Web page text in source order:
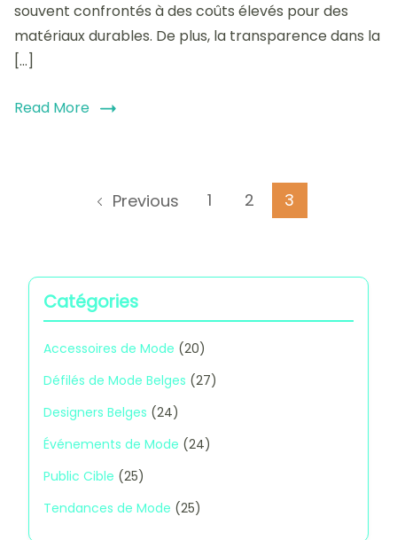
durabilité
et
souvent confrontés à des coûts élevés pour des
matériaux durables. De plus, la transparence dans la
[…]
Read More
Previous Page
1 Page
2 Page
3
Catégories
Accessoires de Mode (20)
Défilés de Mode Belges (27)
Designers Belges (24)
Événements de Mode (24)
Public Cible (25)
Tendances de Mode (25)